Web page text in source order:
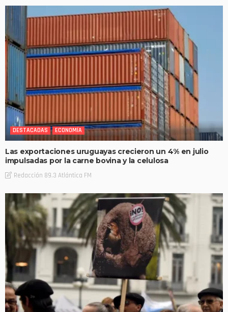
DESTACADAS ECONOMÍA
Las exportaciones uruguayas crecieron un 4% en julio
impulsadas por la carne bovina y la celulosa
Redacción 89.3 Atlántica FM